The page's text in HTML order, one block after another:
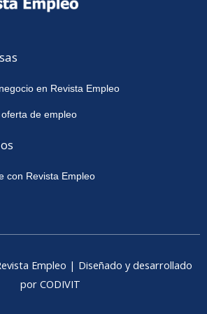
en Revista Empleo
de empleo
con Revista Empleo
Empleo | Diseñado y desarrollado
por CODIVIT